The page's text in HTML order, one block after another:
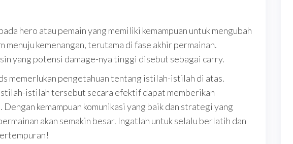
hero atau pemain yang memiliki kemampuan untuk mengubah
menuju kemenangan, terutama di fase akhir permainan.
yang potensi damage-nya tinggi disebut sebagai carry.
memerlukan pengetahuan tentang istilah-istilah di atas.
istilah tersebut secara efektif dapat memberikan
kemampuan komunikasi yang baik dan strategi yang
akan semakin besar. Ingatlah untuk selalu berlatih dan